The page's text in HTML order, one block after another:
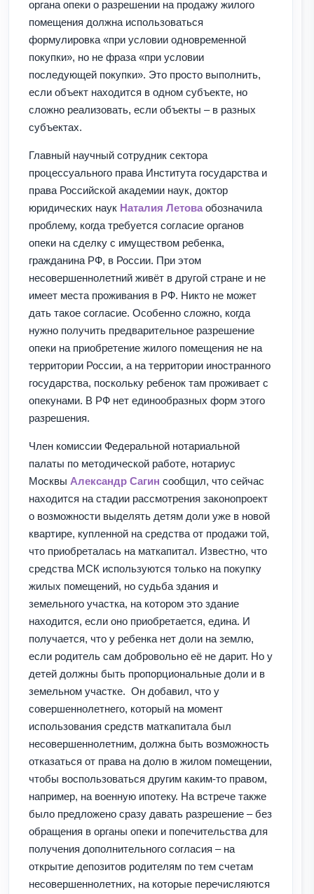
органа опеки о разрешении на продажу жилого
помещения должна использоваться
формулировка «при условии одновременной
покупки», но не фраза «при условии
последующей покупки». Это просто выполнить,
если объект находится в одном субъекте, но
сложно реализовать, если объекты – в разных
субъектах.
Главный научный сотрудник сектора
процессуального права Института государства и
права Российской академии наук, доктор
юридических наук Наталия Летова обозначила
проблему, когда требуется согласие органов
опеки на сделку с имуществом ребенка,
гражданина РФ, в России. При этом
несовершеннолетний живёт в другой стране и не
имеет места проживания в РФ. Никто не может
дать такое согласие. Особенно сложно, когда
нужно получить предварительное разрешение
опеки на приобретение жилого помещения не на
территории России, а на территории иностранного
государства, поскольку ребенок там проживает с
опекунами. В РФ нет единообразных форм этого
разрешения.
Член комиссии Федеральной нотариальной
палаты по методической работе, нотариус
Москвы Александр Сагин сообщил, что сейчас
находится на стадии рассмотрения законопроект
о возможности выделять детям доли уже в новой
квартире, купленной на средства от продажи той,
что приобреталась на маткапитал. Известно, что
средства МСК используются только на покупку
жилых помещений, но судьба здания и
земельного участка, на котором это здание
находится, если оно приобретается, едина. И
получается, что у ребенка нет доли на землю,
если родитель сам добровольно её не дарит. Но у
детей должны быть пропорциональные доли и в
земельном участке. Он добавил, что у
совершеннолетнего, который на момент
использования средств маткапитала был
несовершеннолетним, должна быть возможность
отказаться от права на долю в жилом помещении,
чтобы воспользоваться другим каким-то правом,
например, на военную ипотеку. На встрече также
было предложено сразу давать разрешение – без
обращения в органы опеки и попечительства для
получения дополнительного согласия – на
открытие депозитов родителям по тем счетам
несовершеннолетних, на которые перечисляются